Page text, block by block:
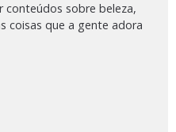
conteúdos sobre beleza,
coisas que a gente adora